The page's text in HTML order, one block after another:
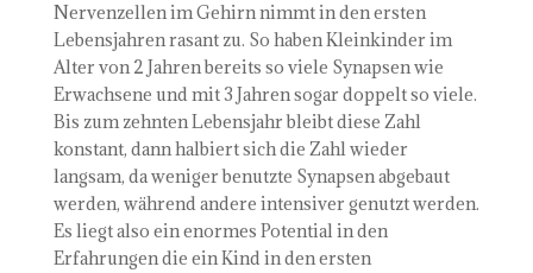
Nervenzellen im Gehirn nimmt in den ersten
Lebensjahren rasant zu. So haben Kleinkinder im
Alter von 2 Jahren bereits so viele Synapsen wie
Erwachsene und mit 3 Jahren sogar doppelt so viele.
Bis zum zehnten Lebensjahr bleibt diese Zahl
konstant, dann halbiert sich die Zahl wieder
langsam, da weniger benutzte Synapsen abgebaut
werden, während andere intensiver genutzt werden.
Es liegt also ein enormes Potential in den
Erfahrungen die ein Kind in den ersten